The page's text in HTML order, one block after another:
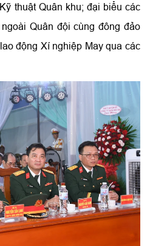
thuật Quân khu; đại biểu các
Quân đội cùng đông đảo
động Xí nghiệp May qua các